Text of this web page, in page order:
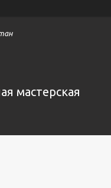
мастерская